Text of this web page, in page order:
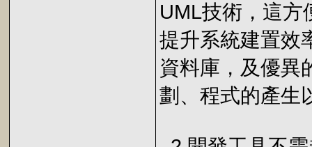
UML技術，這方
提升系統建置效
資料庫，及優異
劃、程式的產生